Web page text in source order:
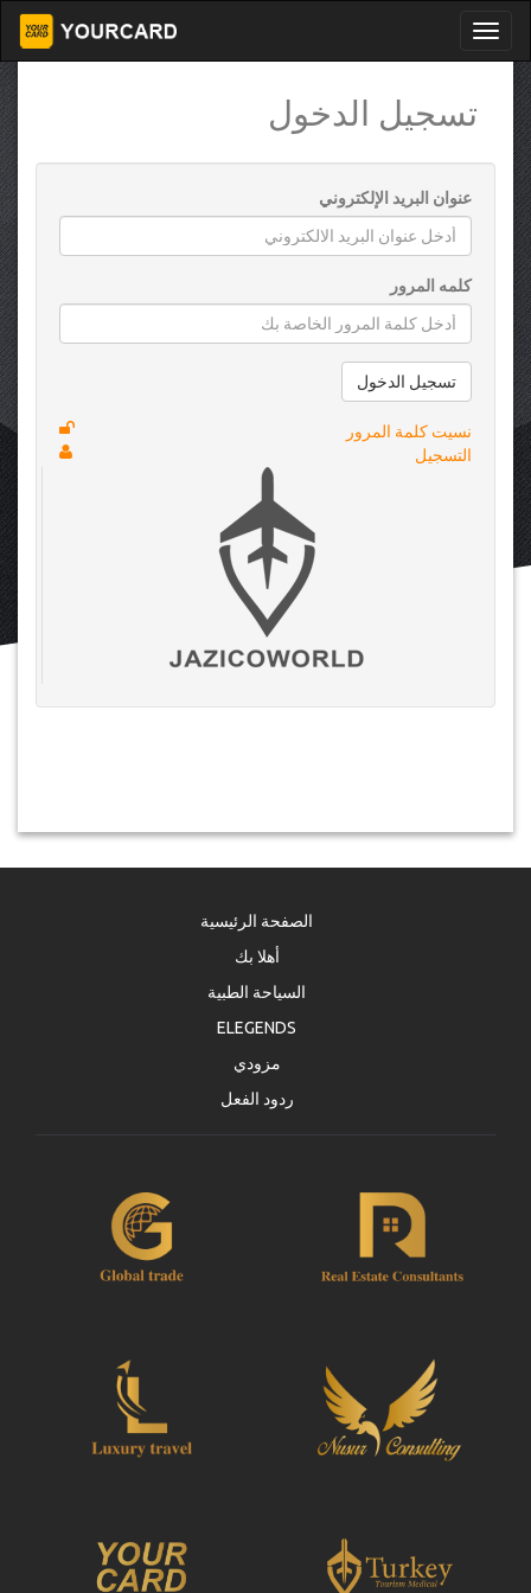
تسجيل الدخول
عنوان البريد الإلكتروني
كلمه المرور
تسجيل الدخول
نسيت كلمة المرور
التسجيل
الصفحة الرئيسية
أهلا بك
السياحة الطبية
ELEGENDS
مزودي
ردود الفعل